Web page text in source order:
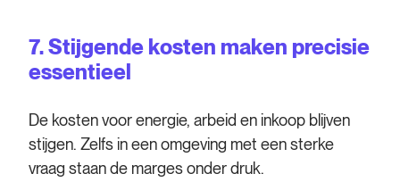
7. Stijgende kosten maken precisie
essentieel
De kosten voor energie, arbeid en inkoop blijven
stijgen. Zelfs in een omgeving met een sterke
vraag staan de marges onder druk.